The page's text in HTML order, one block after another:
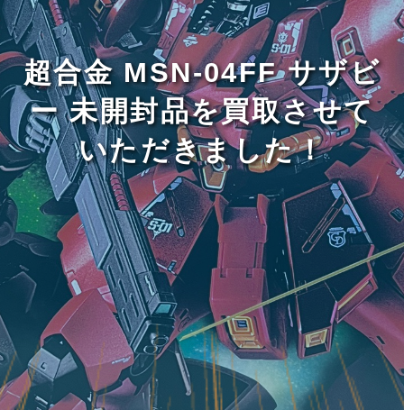
超合金 MSN-04FF サザビ
ー 未開封品を買取させて
いただきました！